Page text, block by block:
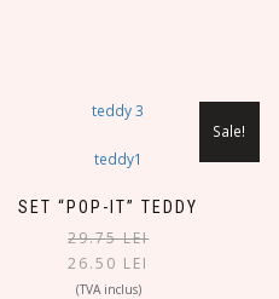
SET “POP-IT” TEDDY
Sale!
29.75LEI
26.50 LEI
(TVA inclus)